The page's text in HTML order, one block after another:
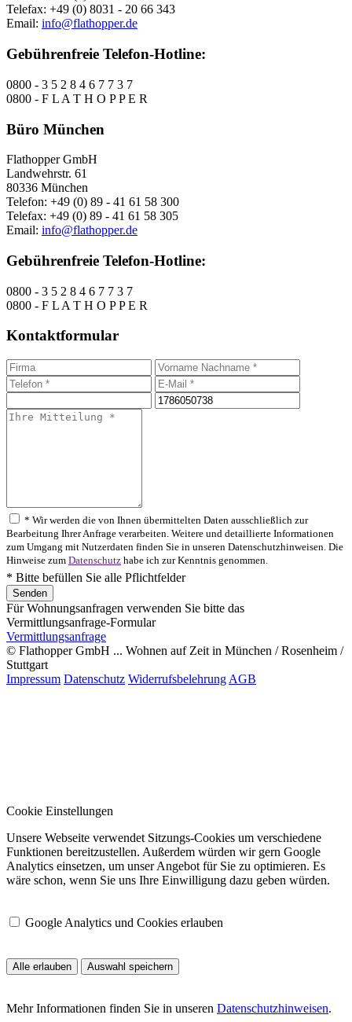
Telefax: +49 (0) 8031 - 20 66 343
Email: info@flathopper.de
Gebührenfreie Telefon-Hotline:
0800 - 3 5 2 8 4 6 7 7 3 7
0800 - F L A T H O P P E R
Büro München
Flathopper GmbH
Landwehrstr. 61
80336 München
Telefon: +49 (0) 89 - 41 61 58 300
Telefax: +49 (0) 89 - 41 61 58 305
Email: info@flathopper.de
Gebührenfreie Telefon-Hotline:
0800 - 3 5 2 8 4 6 7 7 3 7
0800 - F L A T H O P P E R
Kontaktformular
* Wir werden die von Ihnen übermittelten Daten ausschließlich zur
Bearbeitung Ihrer Anfrage verarbeiten. Weitere und detaillierte Informationen
zum Umgang mit Nutzerdaten finden Sie in unseren Datenschutzhinweisen. Die
Hinweise zum Datenschutz habe ich zur Kenntnis genommen.
* Bitte befüllen Sie alle Pflichtfelder
Für Wohnungsanfragen verwenden Sie bitte das
Vermittlungsanfrage-Formular
Vermittlungsanfrage
© Flathopper GmbH ... Wohnen auf Zeit in München / Rosenheim /
Stuttgart
Impressum Datenschutz Widerrufsbelehrung AGB
Cookie Einstellungen
Unsere Webseite verwendet Sitzungs-Cookies um verschiedene
Funktionen bereitzustellen. Außerdem würden wir gern Google
Analytics einsetzen, um unser Angebot für Sie zu optimieren. Es
wäre schon, wenn Sie uns Ihre Einwilligung dazu geben würden.
Google Analytics und Cookies erlauben
Alle erlauben Auswahl speichern
Mehr Informationen finden Sie in unseren Datenschutzhinweisen.